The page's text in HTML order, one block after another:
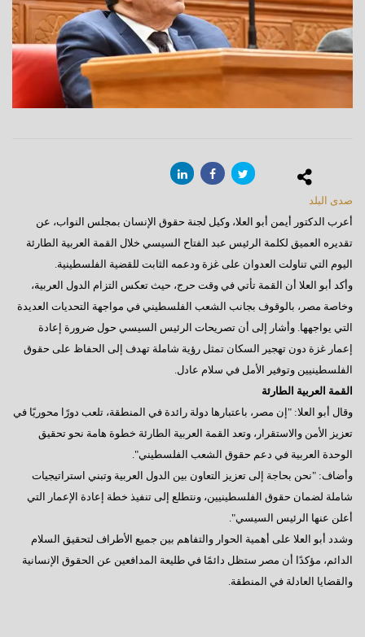
صدى البلد
أعرب الدكتور أيمن أبو العلا، وكيل لجنة حقوق الإنسان بمجلس النواب، عن
تقديره العميق لكلمة الرئيس عبد الفتاح السيسي خلال القمة العربية الطارئة
اليوم التي تناولت العدوان على غزة ودعمه الثابت للقضية الفلسطينية.
وأكد أبو العلا أن القمة تأتي في وقت حرج، حيث تعكس التزام الدول العربية،
وخاصة مصر، بالوقوف بجانب الشعب الفلسطيني في مواجهة التحديات العديدة
التي يواجهها. وأشار إلى أن تصريحات الرئيس السيسي حول ضرورة إعادة
إعمار غزة دون تهجير السكان تمثل رؤية شاملة تهدف إلى الحفاظ على حقوق
الفلسطينيين وتوفير الأمل في سلام عادل.
القمة العربية الطارئة
وقال أبو العلا: "إن مصر، باعتبارها دولة رائدة في المنطقة، تلعب دورًا محوريًا في
تعزيز الأمن والاستقرار، وتعد القمة العربية الطارئة خطوة هامة نحو تحقيق
الوحدة العربية في دعم حقوق الشعب الفلسطيني".
وأضاف: "نحن بحاجة إلى تعزيز التعاون بين الدول العربية وتبني استراتيجيات
شاملة لضمان حقوق الفلسطينيين، ونتطلع إلى تنفيذ خطة إعادة الإعمار التي
أعلن عنها الرئيس السيسي".
وشدد أبو العلا على أهمية الحوار والتفاهم بين جميع الأطراف لتحقيق السلام
الدائم، مؤكدًا أن مصر ستظل دائمًا في طليعة المدافعين عن الحقوق الإنسانية
والقضايا العادلة في المنطقة.